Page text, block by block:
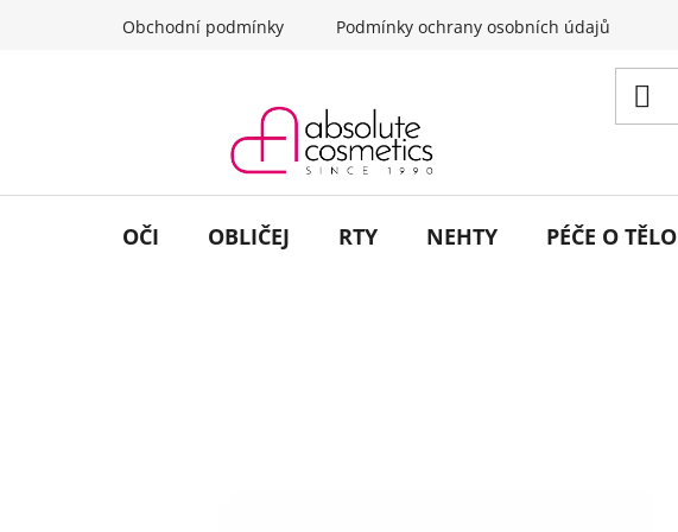
Obchodní podmínky Podmínky ochrany osobních údajů
OČI OBLIČEJ RTY NEHTY PÉČE O TĚLO